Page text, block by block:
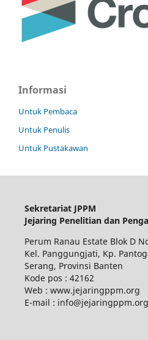
Informasi
Untuk Pembaca
Untuk Penulis
Untuk Pustakawan
Sekretariat JPPM
Jejaring Penelitian dan
Perum Ranau Estate Blok D
Kel. Panggungjati, Kp.
Serang, Provinsi Banten
Kode pos : 42162
Web : www.jejaringppm.org
E-mail : info@jejaringppm.org